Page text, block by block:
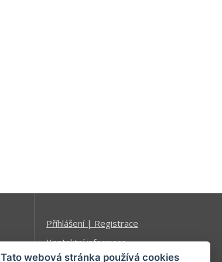
Příhlášení | Registrace
Kontaktní informace
Tato webová stránka používá cookies